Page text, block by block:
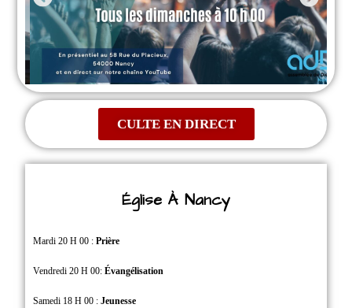
CULTE EN DIRECT
Église À Nancy
Mardi 20 H 00 :Prière
Vendredi 20 H 00: Évangélisation
Samedi 18 H 00 :Jeunesse